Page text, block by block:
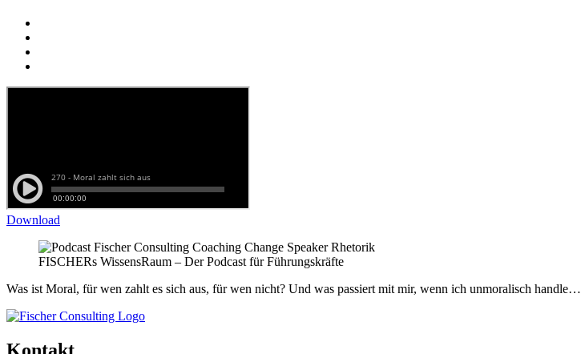
Download
FISCHERs WissensRaum – Der Podcast für Führungskräfte
Was ist Moral, für wen zahlt es sich aus, für wen nicht? Und was passiert mit mir, wenn ich unmoralisch handle…
Kontakt